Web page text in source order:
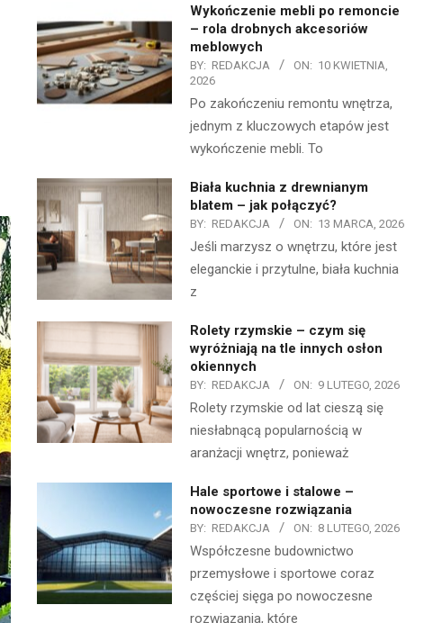
Wykończenie mebli po remoncie
– rola drobnych akcesoriów
meblowych
BY: REDAKCJA ON: 10 KWIETNIA,
2026
Po zakończeniu remontu wnętrza,
jednym z kluczowych etapów jest
wykończenie mebli. To
Biała kuchnia z drewnianym
blatem – jak połączyć?
BY: REDAKCJA ON: 13 MARCA, 2026
Jeśli marzysz o wnętrzu, które jest
eleganckie i przytulne, biała kuchnia
z
Rolety rzymskie – czym się
wyróżniają na tle innych osłon
okiennych
BY: REDAKCJA ON: 9 LUTEGO, 2026
Rolety rzymskie od lat cieszą się
niesłabnącą popularnością w
aranżacji wnętrz, ponieważ
Hale sportowe i stalowe –
nowoczesne rozwiązania
BY: REDAKCJA ON: 8 LUTEGO, 2026
Współczesne budownictwo
przemysłowe i sportowe coraz
częściej sięga po nowoczesne
rozwiązania, które